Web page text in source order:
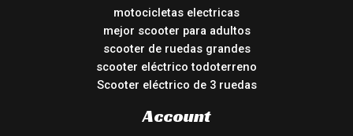
motocicletas electricas
mejor scooter para adultos
scooter de ruedas grandes
scooter eléctrico todoterreno
Scooter eléctrico de 3 ruedas
Account